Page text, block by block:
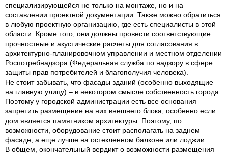
специализирующейся не только на монтаже, но и на
составлении проектной документации. Также можно обратиться
в любую проектную организацию, где есть специалисты в этой
области. Кроме того, они должны провести соответствующие
прочностные и акустические расчеты для согласования в
архитектурно-планировочном управлении и местном отделении
Роспотребнадзора (Федеральная служба по надзору в сфере
защиты прав потребителей и благополучия человека).
Не стоит забывать, что фасады зданий (особенно выходящие
на главную улицу) – в некотором смысле собственность города.
Поэтому у городской администрации есть все основания
запретить размещение на них внешнего блока, особенно если
дом является памятником архитектуры. Поэтому, по
возможности, оборудование стоит располагать на заднем
фасаде, а еще лучше на остекленном балконе или лоджии.
В общем, окончательный вердикт о возможности размещения